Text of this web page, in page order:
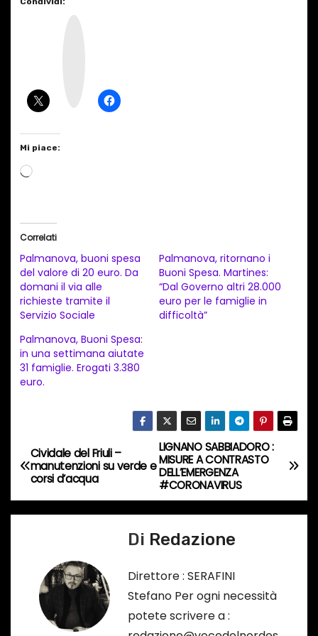
Mi piace:
C
a
m
e
t
o
i
o
r
s
Correlati
Palmanova, buoni spesa
del valore di 20 euro. Da
domani il via alle
richieste tramite il
Servizio Sociale
Palmanova, ritornano i
Buoni Spesa. Martines:
“Dal Governo altri 28.000
euro per le famiglie in
difficoltà”
Palmanova, Buoni Spesa:
in una settimana aiutate
31 famiglie. Erogati 3.380
euro.
N
a
v
LIGNANO SABBIADORO :
MISURE A CONTRASTO
DELL’EMERGENZA
#CORONAVIRUS
Cividale del Friuli –
manutenzioni su verde e
corsi d’acqua
Di Redazione
Direttore : SERAFINI
Stefano Per ogni necessità
potete scrivere a :